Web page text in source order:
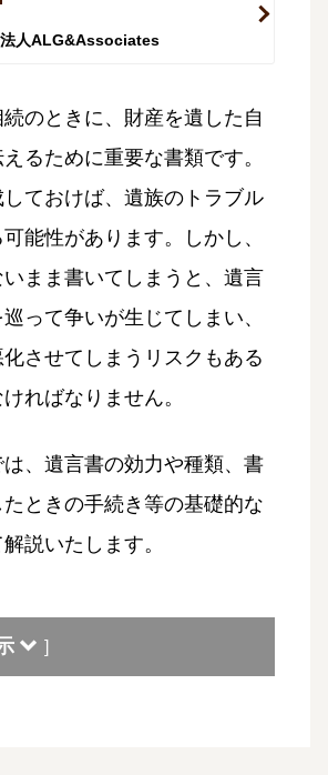
人ALG&Associates
のときに、財産を遺した自
るために重要な書類です。
ておけば、遺族のトラブル
能性があります。しかし、
まま書いてしまうと、遺言
って争いが生じてしまい、
化させてしまうリスクもある
ればなりません。
、遺言書の効力や種類、書
ときの手続き等の基礎的な
説いたします。
]